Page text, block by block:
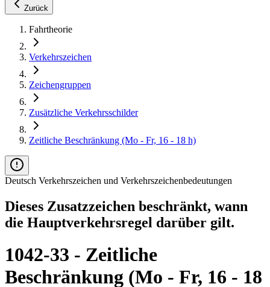
Zurück
Fahrtheorie
Verkehrszeichen
Zeichengruppen
Zusätzliche Verkehrsschilder
Zeitliche Beschränkung (Mo - Fr, 16 - 18 h)
Deutsch Verkehrszeichen und Verkehrszeichenbedeutungen
Dieses Zusatzzeichen beschränkt, wann
die Hauptverkehrsregel darüber gilt.
1042-33 - Zeitliche
Beschränkung (Mo - Fr, 16 - 18